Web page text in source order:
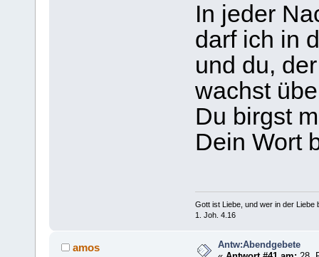
In jeder
darf ich in
und du,
wachst
Du birgst
Dein Wort
Gott ist Liebe, und wer in der Liebe
1. Joh. 4.16
amos
Antw:Abendgebete